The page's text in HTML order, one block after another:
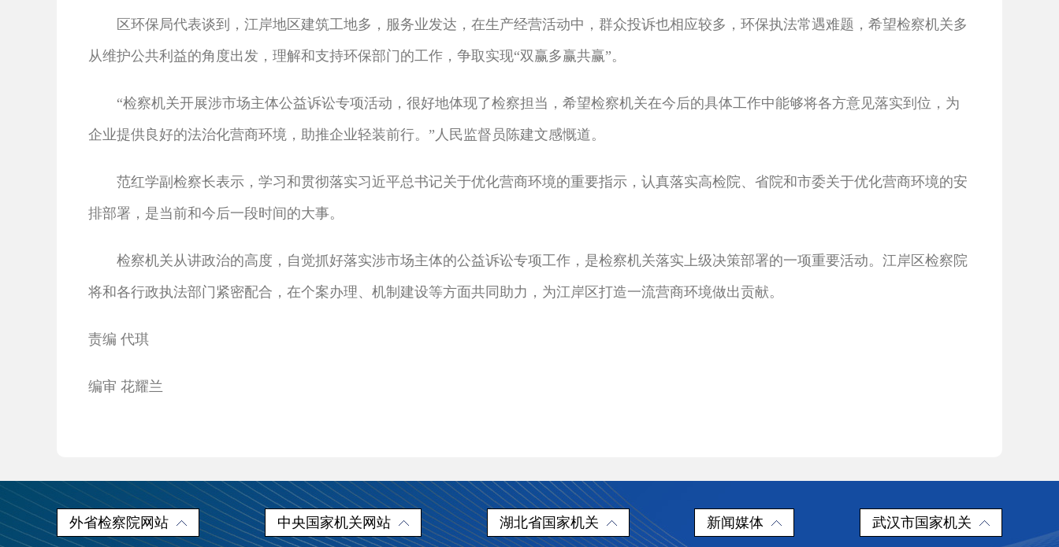
区环保局代表谈到，江岸地区建筑工地多，服务业发达，在生产经营活动中，群众投诉也相应较多，环保执法常遇难题，希望检察机关多
从维护公共利益的角度出发，理解和支持环保部门的工作，争取实现“双赢多赢共赢”。
“检察机关开展涉市场主体公益诉讼专项活动，很好地体现了检察担当，希望检察机关在今后的具体工作中能够将各方意见落实到位，为
企业提供良好的法治化营商环境，助推企业轻装前行。”人民监督员陈建文感慨道。
范红学副检察长表示，学习和贯彻落实习近平总书记关于优化营商环境的重要指示，认真落实高检院、省院和市委关于优化营商环境的安
排部署，是当前和今后一段时间的大事。
检察机关从讲政治的高度，自觉抓好落实涉市场主体的公益诉讼专项工作，是检察机关落实上级决策部署的一项重要活动。江岸区检察院
将和各行政执法部门紧密配合，在个案办理、机制建设等方面共同助力，为江岸区打造一流营商环境做出贡献。
责编 代琪
编审 花耀兰
外省检察院网站 中央国家机关网站 湖北省国家机关 新闻媒体 武汉市国家机关